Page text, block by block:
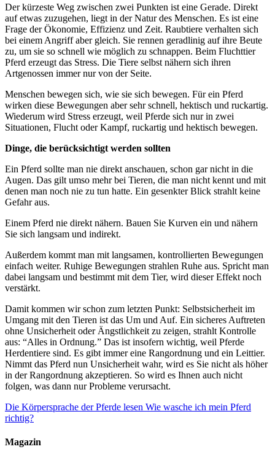
Der kürzeste Weg zwischen zwei Punkten ist eine Gerade. Direkt
auf etwas zuzugehen, liegt in der Natur des Menschen. Es ist eine
Frage der Ökonomie, Effizienz und Zeit. Raubtiere verhalten sich
bei einem Angriff aber gleich. Sie rennen geradlinig auf ihre Beute
zu, um sie so schnell wie möglich zu schnappen. Beim Fluchttier
Pferd erzeugt das Stress. Die Tiere selbst nähern sich ihren
Artgenossen immer nur von der Seite.
Menschen bewegen sich, wie sie sich bewegen. Für ein Pferd
wirken diese Bewegungen aber sehr schnell, hektisch und ruckartig.
Wiederum wird Stress erzeugt, weil Pferde sich nur in zwei
Situationen, Flucht oder Kampf, ruckartig und hektisch bewegen.
Dinge, die berücksichtigt werden sollten
Ein Pferd sollte man nie direkt anschauen, schon gar nicht in die
Augen. Das gilt umso mehr bei Tieren, die man nicht kennt und mit
denen man noch nie zu tun hatte. Ein gesenkter Blick strahlt keine
Gefahr aus.
Einem Pferd nie direkt nähern. Bauen Sie Kurven ein und nähern
Sie sich langsam und indirekt.
Außerdem kommt man mit langsamen, kontrollierten Bewegungen
einfach weiter. Ruhige Bewegungen strahlen Ruhe aus. Spricht man
dabei langsam und bestimmt mit dem Tier, wird dieser Effekt noch
verstärkt.
Damit kommen wir schon zum letzten Punkt: Selbstsicherheit im
Umgang mit den Tieren ist das Um und Auf. Ein sicheres Auftreten
ohne Unsicherheit oder Ängstlichkeit zu zeigen, strahlt Kontrolle
aus: “Alles in Ordnung.” Das ist insofern wichtig, weil Pferde
Herdentiere sind. Es gibt immer eine Rangordnung und ein Leittier.
Nimmt das Pferd nun Unsicherheit wahr, wird es Sie nicht als höher
in der Rangordnung akzeptieren. So wird es Ihnen auch nicht
folgen, was dann nur Probleme verursacht.
Die Körpersprache der Pferde lesen Wie wasche ich mein Pferd
richtig?
Magazin